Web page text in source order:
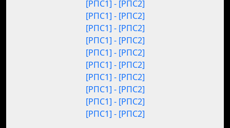
[РПС1] - [РПС2]
[РПС1] - [РПС2]
[РПС1] - [РПС2]
[РПС1] - [РПС2]
[РПС1] - [РПС2]
[РПС1] - [РПС2]
[РПС1] - [РПС2]
[РПС1] - [РПС2]
[РПС1] - [РПС2]
[РПС1] - [РПС2]